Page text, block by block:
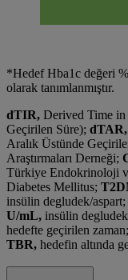
*Hedef Hba1c değeri
olarak tanımlanmıştır.
dTIR, Derived Time in
Geçirilen Süre); dTAR,
Aralık Üstünde
Araştırmaları Derneği;
Türkiye Endokrinoloji
Diabetes Mellitus;
insülin degludek/aspart;
U/mL, insülin
hedefte geçirilen zaman;
TBR, hedefin altında